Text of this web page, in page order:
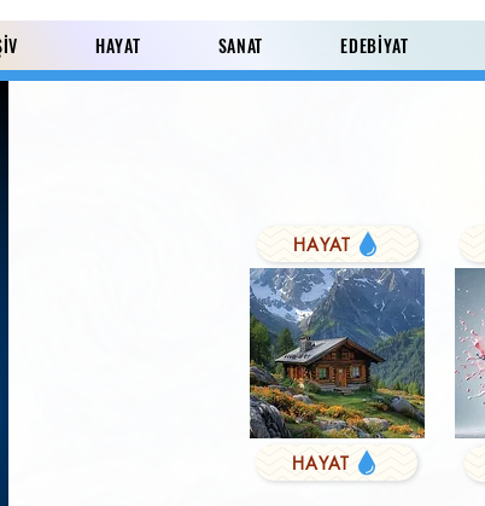
HAYAT SANAT EDEBİYAT
Derviş'in Duası
Paylaş
HAYAT
HAYAT